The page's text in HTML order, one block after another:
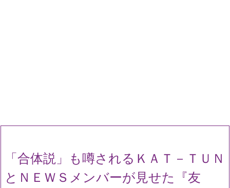
「合体説」も噂されるＫＡＴ－ＴＵＮ
とＮＥＷＳメンバーが見せた『友